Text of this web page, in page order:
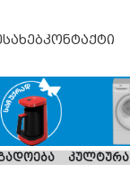
კონტაქტი
კულტურა